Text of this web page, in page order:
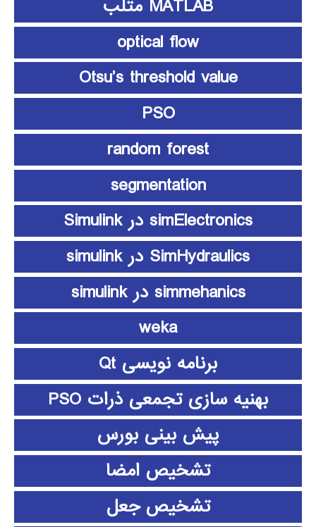
MATLAB متلب
optical flow
Otsu’s threshold value
PSO
random forest
segmentation
simElectronics در Simulink
SimHydraulics در simulink
simmehanics در simulink
weka
برنامه نویسی Qt
بهنیه سازی تجمعی ذرات PSO
پیش بینی بورس
تشخیص امضا
تشخیص جعل